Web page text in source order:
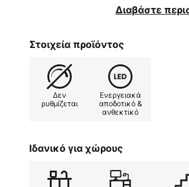
κουζίνες. Ο
Διαβάστε
Στοιχεία προϊόντος
Δεν
ρυθμίζεται
Ενεργειακά
αποδοτικό &
ανθεκτικό
Ιδανικό για χώρους